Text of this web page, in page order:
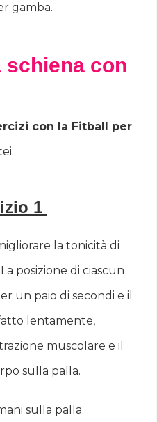
gamba.
schiena con
con la Fitball per
1
la tonicità di
posizione di ciascun
un paio di secondi e il
lentamente,
muscolare e il
sulla palla.
sulla palla.